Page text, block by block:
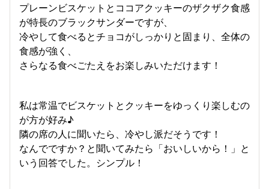
プレーンビスケットとココアクッキーのザクザク食感
が特長のブラックサンダーですが、
冷やして食べるとチョコがしっかりと固まり、全体の
食感が強く、
さらなる食べごたえをお楽しみいただけます！
私は常温でビスケットとクッキーをゆっくり楽しむの
が方が好み♪
隣の席の人に聞いたら、冷やし派だそうです！
なんでですか？と聞いてみたら「おいしいから！」と
いう回答でした。シンプル！